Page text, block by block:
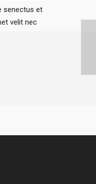
senectus et
velit nec